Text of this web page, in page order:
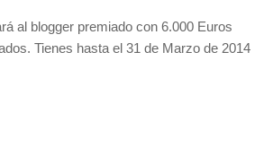
al blogger premiado con 6.000 Euros
Tienes hasta el 31 de Marzo de 2014